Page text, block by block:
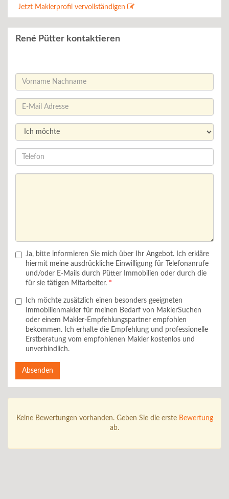
Jetzt Maklerprofil vervollständigen
René Pütter kontaktieren
Ja, bitte informieren Sie mich über Ihr Angebot. Ich erkläre
hiermit meine ausdrückliche Einwilligung für Telefonanrufe
und/oder E-Mails durch Pütter Immobilien oder durch die
für sie tätigen Mitarbeiter.
Ich möchte zusätzlich einen besonders geeigneten
Immobilienmakler für meinen Bedarf von MaklerSuchen
oder einem Makler-Empfehlungspartner empfohlen
bekommen. Ich erhalte die Empfehlung und professionelle
Erstberatung vom empfohlenen Makler kostenlos und
unverbindlich.
Absenden
Keine Bewertungen vorhanden. Geben Sie die erste Bewertung
ab.